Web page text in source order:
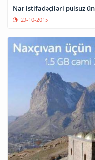
Nar istifadəçiləri pulsuz
29-10-2015